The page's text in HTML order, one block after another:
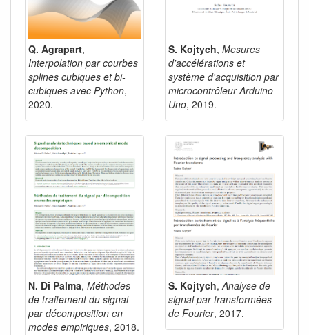
Q. Agrapart,
Interpolation par courbes
splines cubiques et bi-
cubiques avec Python,
2020.
S. Kojtych, Mesures
d'accélérations et
système d'acquisition par
microcontrôleur Arduino
Uno, 2019.
N. Di Palma, Méthodes
de traitement du signal
par décomposition en
modes empiriques, 2018.
S. Kojtych,Analyse de
signal par transformées
de Fourier, 2017.